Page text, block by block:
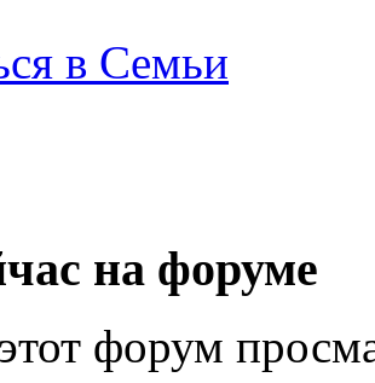
в Семьи
на форуме
форум